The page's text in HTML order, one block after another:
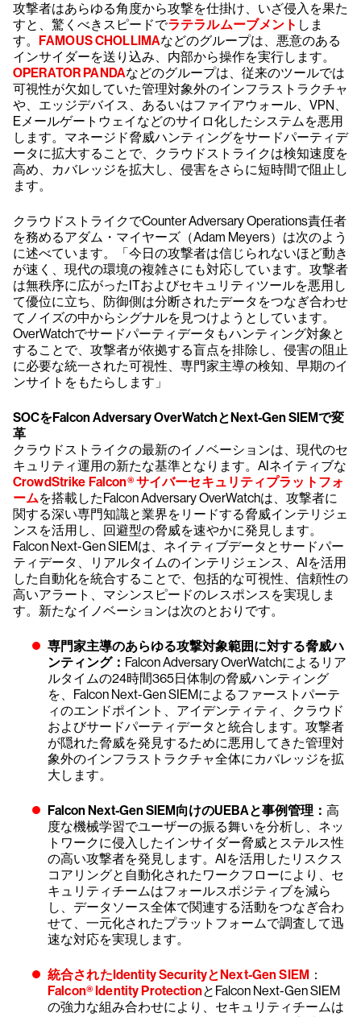
攻撃者はあらゆる角度から攻撃を仕掛け、いざ侵入を果た
すと、驚くべきスピードでラテラルムーブメント しま
す。 FAMOUS CHOLLIMAなどのグループは、悪意のある
インサイダーを送り込み、内部から操作を実行します。
OPERATOR PANDAなどのグループは、従来のツールでは
可視性が欠如していた管理対象外のインフラストラクチャ
や、エッジデバイス、あるいはファイアウォール、VPN、
Eメールゲートウェイなどのサイロ化したシステムを悪用
します。マネージド脅威ハンティングをサードパーティデ
ータに拡大することで、クラウドストライクは検知速度を
高め、カバレッジを拡大し、侵害をさらに短時間で阻止し
ます。
クラウドストライクでCounter Adversary Operations責任者
を務めるアダム・マイヤーズ（Adam Meyers）は次のよう
に述べています。「今日の攻撃者は信じられないほど動き
が速く、現代の環境の複雑さにも対応しています。攻撃者
は無秩序に広がったITおよびセキュリティツールを悪用し
て優位に立ち、防御側は分断されたデータをつなぎ合わせ
てノイズの中からシグナルを見つけようとしています。
OverWatchでサードパーティデータもハンティング対象と
することで、攻撃者が依拠する盲点を排除し、侵害の阻止
に必要な統一された可視性、専門家主導の検知、早期のイ
ンサイトをもたらします」
SOCをFalcon Adversary OverWatchとNext-Gen SIEMで変
革
クラウドストライクの最新のイノベーションは、現代のセ
キュリティ運用の新たな基準となります。AIネイティブな
CrowdStrike Falcon® サイバーセキュリティプラットフォ
ームを搭載したFalcon Adversary OverWatchは、攻撃者に
関する深い専門知識と業界をリードする脅威インテリジェ
ンスを活用し、回避型の脅威を速やかに発見します。
Falcon Next-Gen SIEMは、ネイティブデータとサードパー
ティデータ、リアルタイムのインテリジェンス、AIを活用
した自動化を統合することで、包括的な可視性、信頼性の
高いアラート、マシンスピードのレスポンスを実現しま
す。新たなイノベーションは次のとおりです。
専門家主導のあらゆる攻撃対象範囲に対する脅威ハ
ンティング： Falcon Adversary OverWatchによるリア
ルタイムの24時間365日体制の脅威ハンティング
を、Falcon Next-Gen SIEMによるファーストパーテ
ィのエンドポイント、アイデンティティ、クラウド
およびサードパーティデータと統合します。攻撃者
が隠れた脅威を発見するために悪用してきた管理対
象外のインフラストラクチャ全体にカバレッジを拡
大します。
Falcon Next-Gen SIEM向けのUEBAと事例管理： 高
度な機械学習でユーザーの振る舞いを分析し、ネッ
トワークに侵入したインサイダー脅威とステルス性
の高い攻撃者を発見します。AIを活用したリスクス
コアリングと自動化されたワークフローにより、セ
キュリティチームはフォールスポジティブを減ら
し、データソース全体で関連する活動をつなぎ合わ
せて、一元化されたプラットフォームで調査して迅
速な対応を実現します。
統合されたIdentity SecurityとNext-Gen SIEM ：
Falcon® Identity ProtectionとFalcon Next-Gen SIEM
の強力な組み合わせにより、セキュリティチームは